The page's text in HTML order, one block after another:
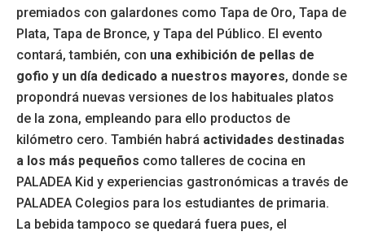
premiados con galardones como Tapa de Oro, Tapa de
Plata, Tapa de Bronce, y Tapa del Público. El evento
contará, también, con una exhibición de pellas de
gofio y un día dedicado a nuestros mayores, donde se
propondrá nuevas versiones de los habituales platos
de la zona, empleando para ello productos de
kilómetro cero. También habrá actividades destinadas
a los más pequeños como talleres de cocina en
PALADEA Kid y experiencias gastronómicas a través de
PALADEA Colegios para los estudiantes de primaria.
La bebida tampoco se quedará fuera pues, el